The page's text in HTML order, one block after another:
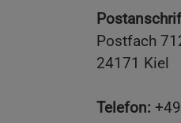
Postfach
24171 Kiel
Telefon: